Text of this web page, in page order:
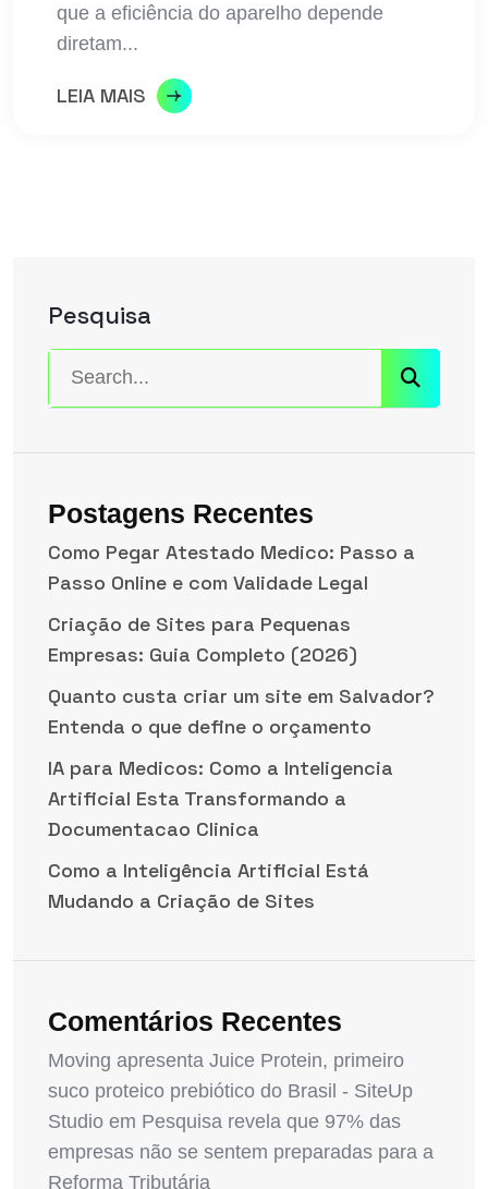
que a eficiência do aparelho depende
diretam...
LEIA MAIS
Pesquisa
Postagens Recentes
Como Pegar Atestado Medico: Passo a
Passo Online e com Validade Legal
Criação de Sites para Pequenas
Empresas: Guia Completo (2026)
Quanto custa criar um site em Salvador?
Entenda o que define o orçamento
IA para Medicos: Como a Inteligencia
Artificial Esta Transformando a
Documentacao Clinica
Como a Inteligência Artificial Está
Mudando a Criação de Sites
Comentários Recentes
Moving apresenta Juice Protein, primeiro
suco proteico prebiótico do Brasil - SiteUp
Studio em Pesquisa revela que 97% das
empresas não se sentem preparadas para a
Reforma Tributária